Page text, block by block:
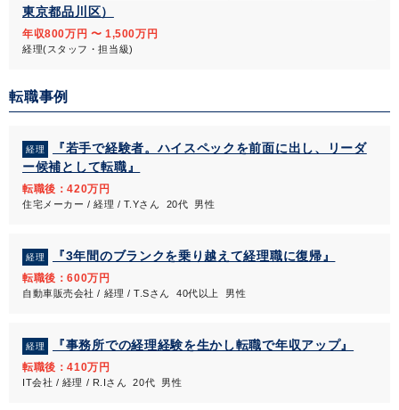
東京都品川区）
年収800万円 〜 1,500万円
経理(スタッフ・担当級)
転職事例
経理
『若手で経験者。ハイスペックを前面に出し、リーダ
ー候補として転職』
転職後：420万円
住宅メーカー / 経理 / T.Yさん 20代 男性
経理 『3年間のブランクを乗り越えて経理職に復帰』
転職後：600万円
自動車販売会社 / 経理 / T.Sさん 40代以上 男性
経理 『事務所での経理経験を生かし転職で年収アップ』
転職後：410万円
IT会社 / 経理 / R.Iさん 20代 男性